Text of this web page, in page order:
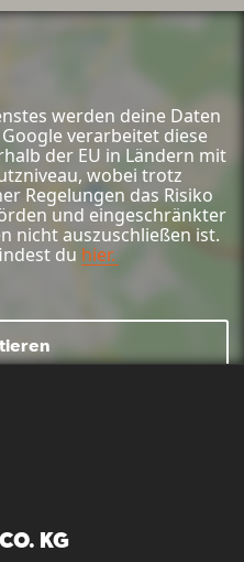
werden deine Daten
verarbeitet diese
der EU in Ländern mit
wobei trotz
Regelungen das Risiko
und eingeschränkter
nicht auszuschließen ist.
du hier.
KG